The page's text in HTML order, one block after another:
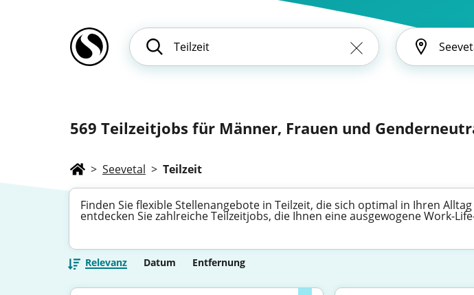
569 Teilzeitjobs für Männer, Frauen und
> Seevetal > Teilzeit
Finden Sie flexible Stellenangebote in Teilzeit, die sich optimal in Ihren
entdecken Sie zahlreiche Teilzeitjobs, die Ihnen eine ausgewogene Work-
Relevanz Datum Entfernung